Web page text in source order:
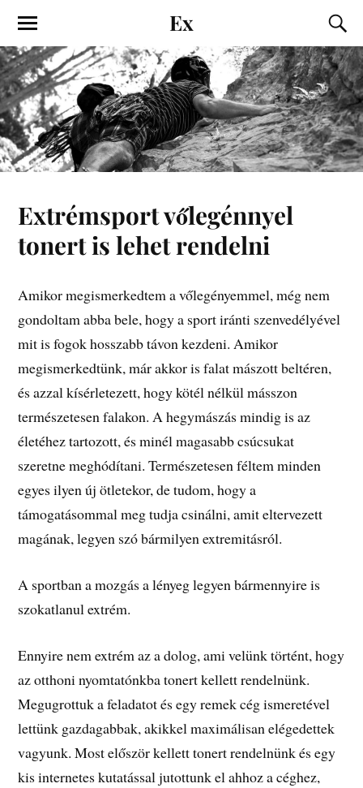
Ex
Extrémsport vőlegénnyel
tonert is lehet rendelni
Amikor megismerkedtem a vőlegényemmel, még nem
gondoltam abba bele, hogy a sport iránti szenvedélyével
mit is fogok hosszabb távon kezdeni. Amikor
megismerkedtünk, már akkor is falat mászott beltéren,
és azzal kísérletezett, hogy kötél nélkül másszon
természetesen falakon. A hegymászás mindig is az
életéhez tartozott, és minél magasabb csúcsukat
szeretne meghódítani. Természetesen féltem minden
egyes ilyen új ötletekor, de tudom, hogy a
támogatásommal meg tudja csinálni, amit eltervezett
magának, legyen szó bármilyen extremitásról.
A sportban a mozgás a lényeg legyen bármennyire is
szokatlanul extrém.
Ennyire nem extrém az a dolog, ami velünk történt, hogy
az otthoni nyomtatónkba tonert kellett rendelnünk.
Megugrottuk a feladatot és egy remek cég ismeretével
lettünk gazdagabbak, akikkel maximálisan elégedettek
vagyunk. Most először kellett tonert rendelnünk és egy
kis internetes kutatással jutottunk el ahhoz a céghez,